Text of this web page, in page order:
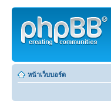
หน้าเว็บบอร์ด